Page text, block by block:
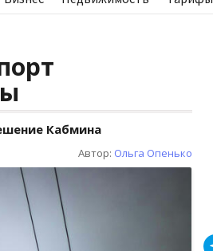
Кабмина
Автор: Ольга Опенько